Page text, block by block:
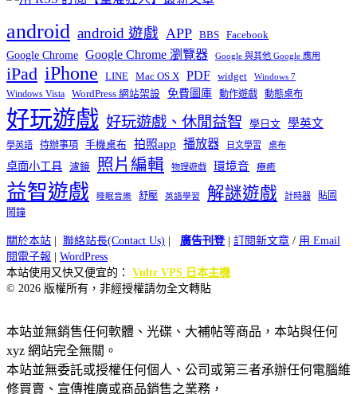
android android 遊戲 APP BBS Facebook
Google Chrome Google Chrome 瀏覽器 Google 與其他 Google 應用
iPad iPhone LINE Mac OS X PDF widget Windows 7
Windows Vista WordPress 網站架設 免費圖庫 動作遊戲 動態桌布
好玩遊戲 好玩遊戲、休閒益智 學日文 學英文
學英語 待辦事項 手機桌布 拍照app 播放器 日文學習 桌布
桌面小工具 濾鏡 照片編輯 物理遊戲 環境音 療癒
益智遊戲 睡眠音樂 舒壓 英語學習 解謎遊戲 計時器
貼圖
鬧鐘
關於本站 聯絡站長(Contact Us) 廣告刊登| 訂閱新文章 / 用 Email
閱電子報
WordPress
本站使用又快又便宜的： Vultr VPS 日本主機
© 2026 版權所有，非經授權請勿全文轉貼
本站並無銷售任何軟體、光碟、大補帖等商品，本站與任何
xyz 網站完全無關。
本站並無委託或授權任何個人、公司或第三者承辦任何電腦維
修買賣、宣傳推廣或商品銷售之業務，